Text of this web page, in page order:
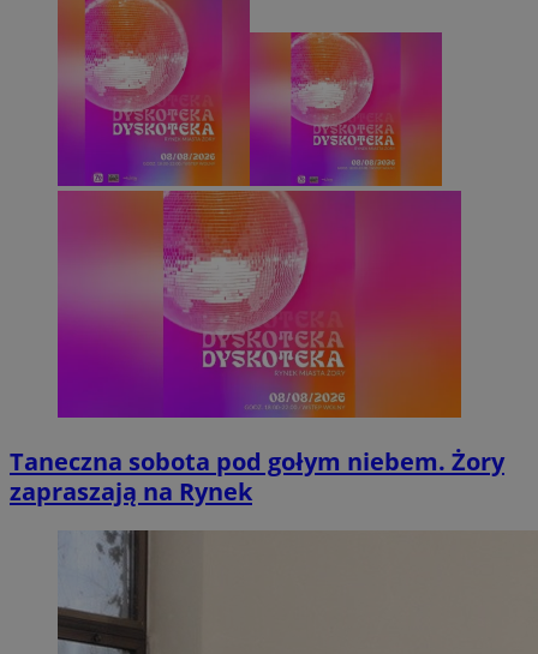
Taneczna sobota pod gołym niebem. Żory
zapraszają na Rynek